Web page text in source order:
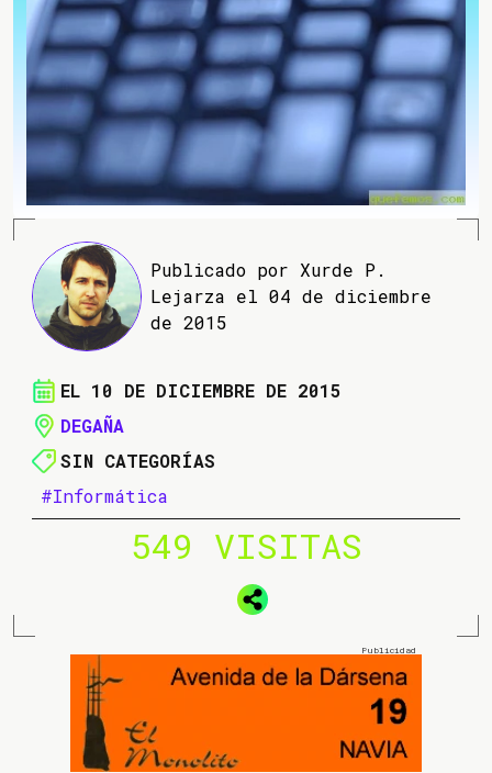
Publicado por Xurde P.
Lejarza el 04 de diciembre
de 2015
EL 10 DE DICIEMBRE DE 2015
DEGAÑA
SIN CATEGORÍAS
#Informática
549 VISITAS